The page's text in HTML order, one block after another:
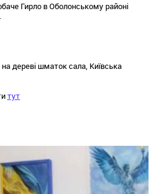
Гирло в Оболонському районі
дереві шматок сала, Київська
тут